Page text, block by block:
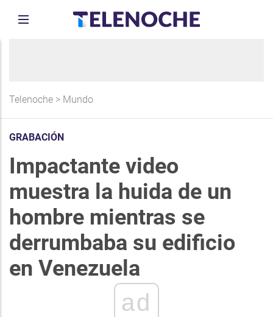
Telenoche > Mundo
GRABACIÓN
Impactante video
muestra la huida de un
hombre mientras se
derrumbaba su edificio
en Venezuela
ad